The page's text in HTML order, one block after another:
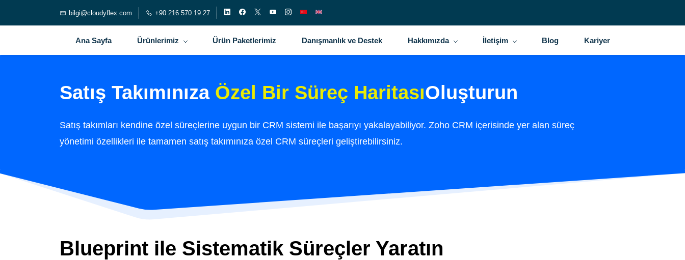
bilgi@cloudyflex.com +90 216 570 19 27
Ana Sayfa Ürünlerimiz Ürün Paketlerimiz Danışmanlık ve Destek Hakkımızda İletişim Blog Kariyer
Satış Takımınıza Özel Bir Süreç HaritasıOluşturun
Satış takımları kendine özel süreçlerine uygun bir CRM sistemi ile başarıyı yakalayabiliyor. Zoho CRM içerisinde yer alan süreç
yönetimi özellikleri ile tamamen satış takımınıza özel CRM süreçleri geliştirebilirsiniz.
Blueprint ile Sistematik Süreçler Yaratın